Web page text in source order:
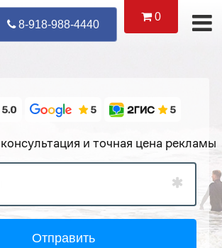
0
8-918-988-4440 Уже
и точная цена рекламы
Отправить